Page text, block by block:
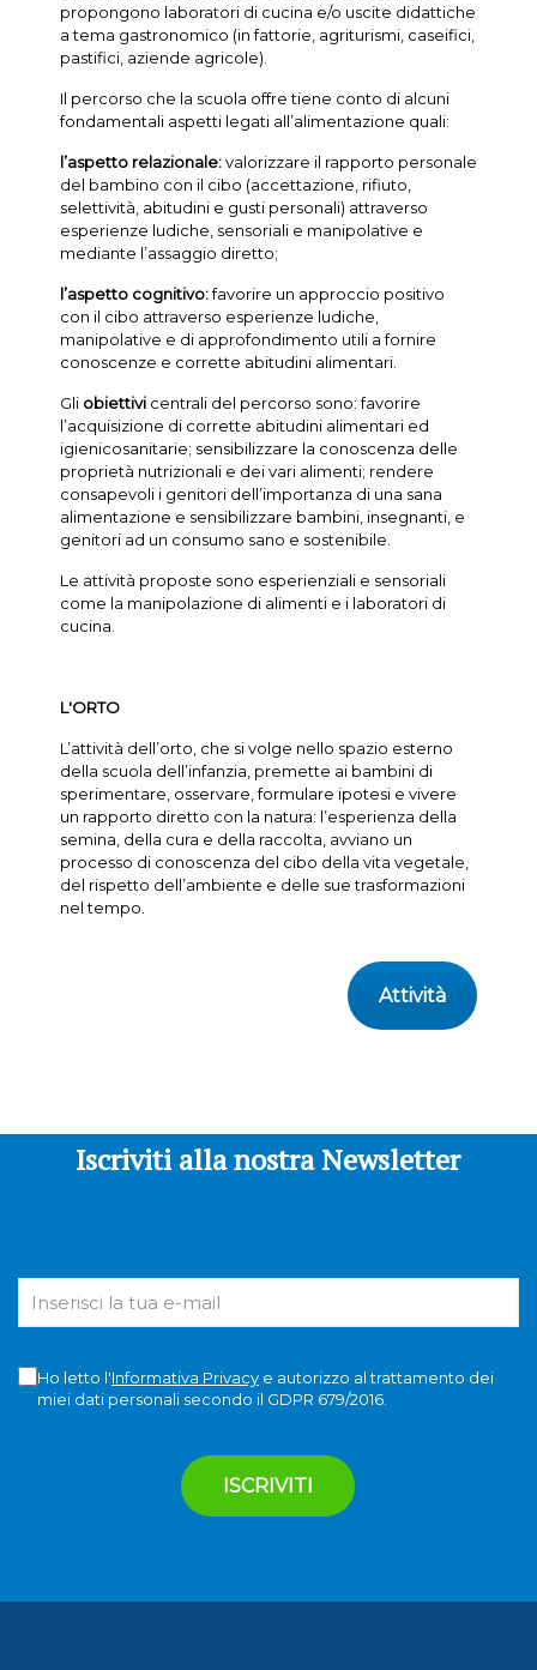
propongono laboratori di cucina e/o uscite didattiche
a tema gastronomico (in fattorie, agriturismi, caseifici,
pastifici, aziende agricole).
Il percorso che la scuola offre tiene conto di alcuni
fondamentali aspetti legati all’alimentazione quali:
l’aspetto relazionale:valorizzare il rapporto personale
del bambino con il cibo (accettazione, rifiuto,
selettività, abitudini e gusti personali) attraverso
esperienze ludiche, sensoriali e manipolative e
mediante l’assaggio diretto;
l’aspetto cognitivo:favorire un approccio positivo
con il cibo attraverso esperienze ludiche,
manipolative e di approfondimento utili a fornire
conoscenze e corrette abitudini alimentari.
Gli obiettivicentrali del percorso sono: favorire
l’acquisizione di corrette abitudini alimentari ed
igienicosanitarie; sensibilizzare la conoscenza delle
proprietà nutrizionali e dei vari alimenti; rendere
consapevoli i genitori dell’importanza di una sana
alimentazione e sensibilizzare bambini, insegnanti, e
genitori ad un consumo sano e sostenibile.
Le attività proposte sono esperienziali e sensoriali
come la manipolazione di alimenti e i laboratori di
cucina.
L'ORTO
L’attività dell’orto, che si volge nello spazio esterno
della scuola dell’infanzia, premette ai bambini di
sperimentare, osservare, formulare ipotesi e vivere
un rapporto diretto con la natura: l’esperienza della
semina, della cura e della raccolta, avviano un
processo di conoscenza del cibo della vita vegetale,
del rispetto dell’ambiente e delle sue trasformazioni
nel tempo.
Attività
Iscriviti alla nostra Newsletter
Ho letto l'Informativa Privacye autorizzo al trattamento dei
miei dati personali secondo il GDPR 679/2016.